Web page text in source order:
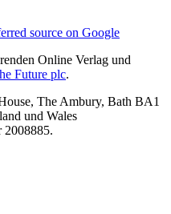
source on Google
Online Verlag und
Future plc.
The Ambury, Bath BA1
und Wales
2008885.